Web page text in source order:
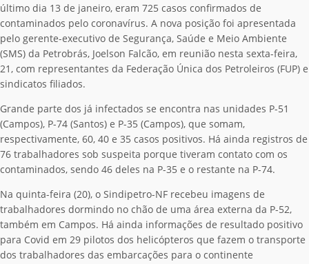
último dia 13 de janeiro, eram 725 casos confirmados de
contaminados pelo coronavírus. A nova posição foi apresentada
pelo gerente-executivo de Segurança, Saúde e Meio Ambiente
(SMS) da Petrobrás, Joelson Falcão, em reunião nesta sexta-feira,
21, com representantes da Federação Única dos Petroleiros (FUP) e
sindicatos filiados.
Grande parte dos já infectados se encontra nas unidades P-51
(Campos), P-74 (Santos) e P-35 (Campos), que somam,
respectivamente, 60, 40 e 35 casos positivos. Há ainda registros de
76 trabalhadores sob suspeita porque tiveram contato com os
contaminados, sendo 46 deles na P-35 e o restante na P-74.
Na quinta-feira (20), o Sindipetro-NF recebeu imagens de
trabalhadores dormindo no chão de uma área externa da P-52,
também em Campos. Há ainda informações de resultado positivo
para Covid em 29 pilotos dos helicópteros que fazem o transporte
dos trabalhadores das embarcações para o continente